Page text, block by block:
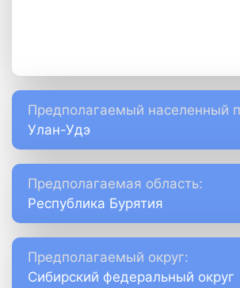
Предполагаемый населенный
Улан-Удэ
Предполагаемая область:
Республика Бурятия
Предполагаемый округ:
Сибирский федеральный округ